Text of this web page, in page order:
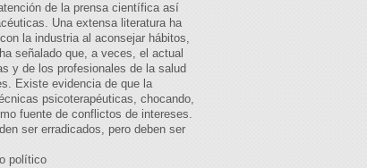
de la prensa científica así
Una extensa literatura ha
la industria al aconsejar hábitos,
señalado que, a veces, el actual
y de los profesionales de la salud
Existe evidencia de que la
psicoterapéuticas, chocando,
fuente de conflictos de intereses.
ser erradicados, pero deben ser
político